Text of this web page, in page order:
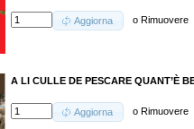
Aggiorna oRimuovere
A LI CULLE DE PESCARE QUANT’È
Aggiorna oRimuovere